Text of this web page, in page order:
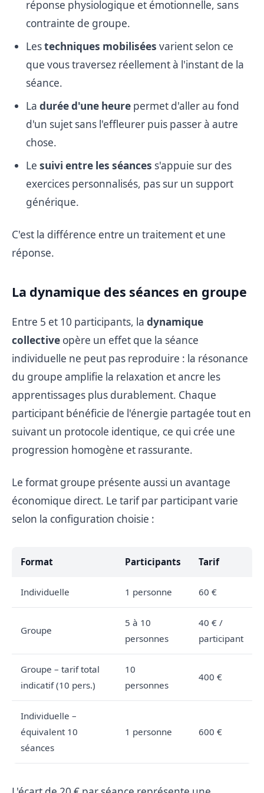
réponse physiologique et émotionnelle, sans
contrainte de groupe.
Lestechniques mobilisées varient selon ce
que vous traversez réellement à l'instant de la
séance.
La durée d'une heure permet d'aller au fond
d'un sujet sans l'effleurer puis passer à autre
chose.
Le suivi entre les séances s'appuie sur des
exercices personnalisés, pas sur un support
générique.
C'est la différence entre un traitement et une
réponse.
La dynamique des séances en groupe
Entre 5 et 10 participants, la dynamique
collective opère un effet que la séance
individuelle ne peut pas reproduire : la résonance
du groupe amplifie la relaxation et ancre les
apprentissages plus durablement. Chaque
participant bénéficie de l'énergie partagée tout en
suivant un protocole identique, ce qui crée une
progression homogène et rassurante.
Le format groupe présente aussi un avantage
économique direct. Le tarif par participant varie
selon la configuration choisie :
Format Participants Tarif
Individuelle 1 personne 60 €
Groupe
5 à 10
personnes
40 € /
participant
Groupe – tarif total
indicatif (10 pers.)
10
personnes
400 €
Individuelle –
équivalent 10
séances
1 personne 600 €